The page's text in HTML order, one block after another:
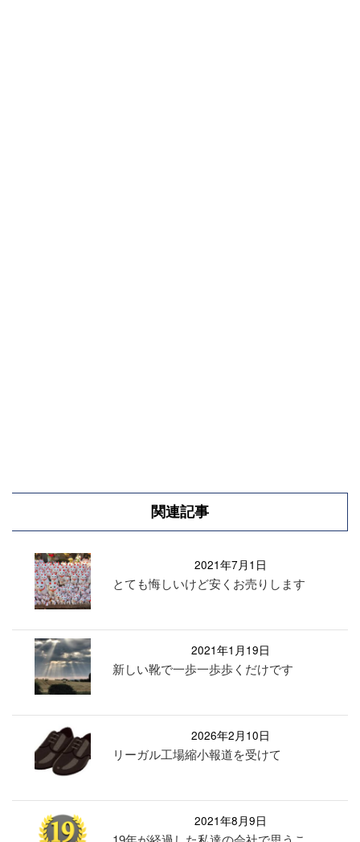
関連記事
2021年7月1日
とても悔しいけど安くお売りします
2021年1月19日
新しい靴で一歩一歩歩くだけです
2026年2月10日
リーガル工場縮小報道を受けて
2021年8月9日